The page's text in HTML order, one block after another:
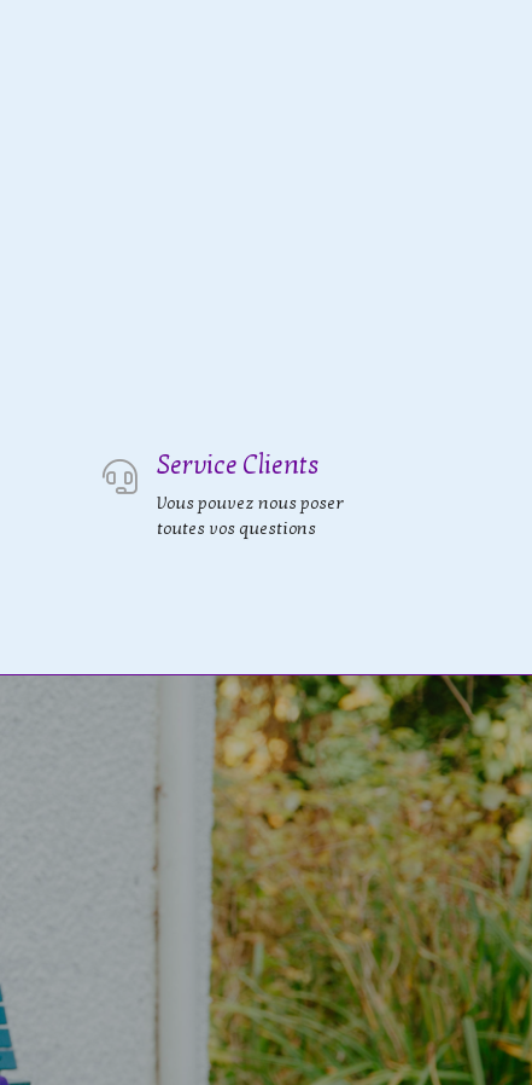
Service Clients
Vous pouvez nous poser
toutes vos questions